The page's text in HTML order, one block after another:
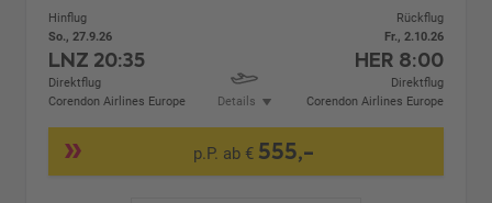
Hinflug
So., 27.9.26
LNZ 20:35
Direktflug
Corendon Airlines Europe
Details
Rückflug
Fr., 2.10.26
HER 8:00
Direktflug
Corendon Airlines Europe
p.P. ab € 555,-